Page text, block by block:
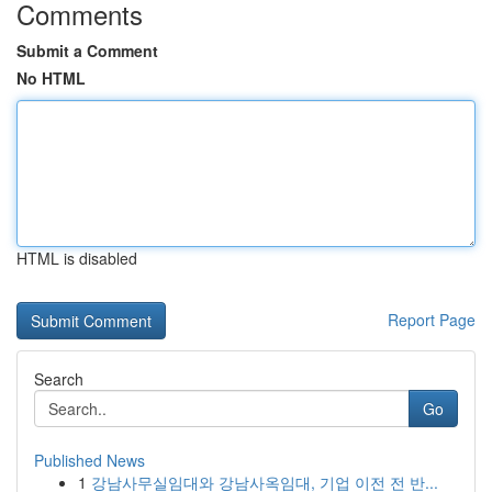
Comments
Submit a Comment
No HTML
HTML is disabled
Report Page
Search
Go
Published News
1 강남사무실임대와 강남사옥임대, 기업 이전 전 반...